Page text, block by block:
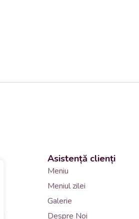
Asistență clienți
Meniu
Meniul zilei
Galerie
Despre Noi